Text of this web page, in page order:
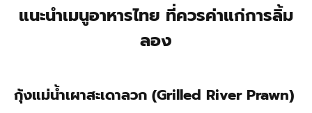
แนะนำเมนูอาหารไทย ที่ควรค่าแก่การลิ้ม
ลอง
กุ้งแม่น้ำเผาสะเดาลวก (Grilled River Prawn)